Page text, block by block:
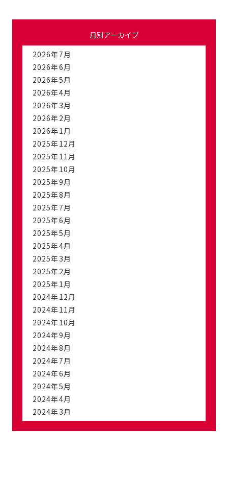
月別アーカイブ
2026年7月
2026年6月
2026年5月
2026年4月
2026年3月
2026年2月
2026年1月
2025年12月
2025年11月
2025年10月
2025年9月
2025年8月
2025年7月
2025年6月
2025年5月
2025年4月
2025年3月
2025年2月
2025年1月
2024年12月
2024年11月
2024年10月
2024年9月
2024年8月
2024年7月
2024年6月
2024年5月
2024年4月
2024年3月